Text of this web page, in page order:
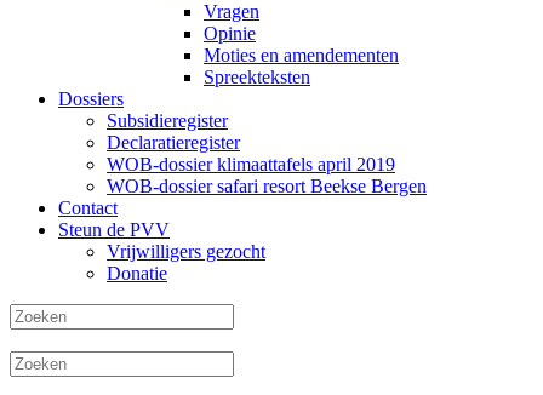
Vragen
Opinie
Moties en amendementen
Spreekteksten
Dossiers
Subsidieregister
Declaratieregister
WOB-dossier klimaattafels april 2019
WOB-dossier safari resort Beekse Bergen
Contact
Steun de PVV
Vrijwilligers gezocht
Donatie